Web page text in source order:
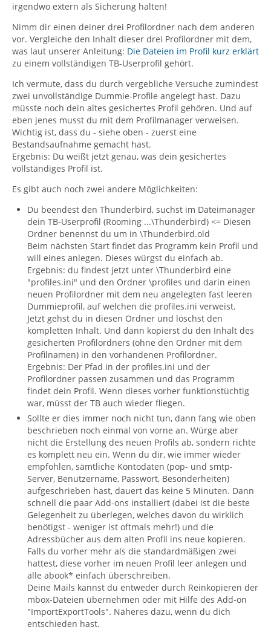
irgendwo extern als Sicherung halten!
Nimm dir einen deiner drei Profilordner nach dem anderen
vor. Vergleiche den Inhalt dieser drei Profilordner mit dem,
was laut unserer Anleitung: Die Dateien im Profil kurz erklärt
zu einem vollständigen TB-Userprofil gehört.
Ich vermute, dass du durch vergebliche Versuche zumindest
zwei unvollständige Dummie-Profile angelegt hast. Dazu
müsste noch dein altes gesichertes Profil gehören. Und auf
eben jenes musst du mit dem Profilmanager verweisen.
Wichtig ist, dass du - siehe oben - zuerst eine
Bestandsaufnahme gemacht hast.
Ergebnis: Du weißt jetzt genau, was dein gesichertes
vollständiges Profil ist.
Es gibt auch noch zwei andere Möglichkeiten:
Du beendest den Thunderbird, suchst im Dateimanager
dein TB-Userprofil (Rooming ...\Thunderbird) <= Diesen
Ordner benennst du um in \Thunderbird.old
Beim nächsten Start findet das Programm kein Profil und
will eines anlegen. Dieses würgst du einfach ab.
Ergebnis: du findest jetzt unter \Thunderbird eine
"profiles.ini" und den Ordner \profiles und darin einen
neuen Profilordner mit dem neu angelegten fast leeren
Dummieprofil, auf welchen die profiles.ini verweist.
Jetzt gehst du in diesen Ordner und löschst den
kompletten Inhalt. Und dann kopierst du den Inhalt des
gesicherten Profilordners (ohne den Ordner mit dem
Profilnamen) in den vorhandenen Profilordner.
Ergebnis: Der Pfad in der profiles.ini und der
Profilordner passen zusammen und das Programm
findet dein Profil. Wenn dieses vorher funktionstüchtig
war, müsst der TB auch wieder fliegen.
Sollte er dies immer noch nicht tun, dann fang wie oben
beschrieben noch einmal von vorne an. Würge aber
nicht die Erstellung des neuen Profils ab, sondern richte
es komplett neu ein. Wenn du dir, wie immer wieder
empfohlen, sämtliche Kontodaten (pop- und smtp-
Server, Benutzername, Passwort, Besonderheiten)
aufgeschrieben hast, dauert das keine 5 Minuten. Dann
schnell die paar Add-ons installiert (dabei ist die beste
Gelegenheit zu überlegen, welches davon du wirklich
benötigst - weniger ist oftmals mehr!) und die
Adressbücher aus dem alten Profil ins neue kopieren.
Falls du vorher mehr als die standardmäßigen zwei
hattest, diese vorher im neuen Profil leer anlegen und
alle abook* einfach überschreiben.
Deine Mails kannst du entweder durch Reinkopieren der
mbox-Dateien übernehmen oder mit Hilfe des Add-on
"ImportExportTools". Näheres dazu, wenn du dich
entschieden hast.